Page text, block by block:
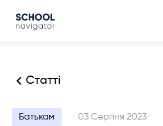
Статті
Батькам 03 Серпня 2023